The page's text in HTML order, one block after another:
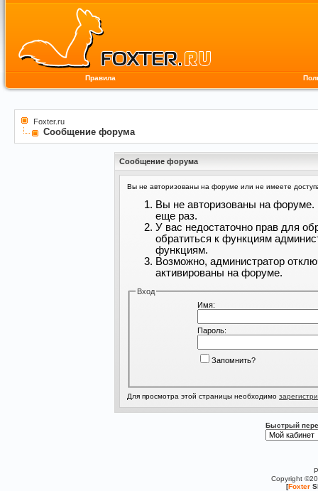
Правила
Foxter.ru
Сообщение форума
Сообщение форума
Вы не авторизованы на форуме или не имеете
Вы не авторизованы на форуме.
еще раз.
У вас недостаточно прав для
обратиться к функциям
функциям.
Возможно, администратор
активированы на форуме.
Вход
Имя:
Пароль:
Запомнить?
Для просмотра этой страницы необходимо
Быстрый
Copyright
[Foxter